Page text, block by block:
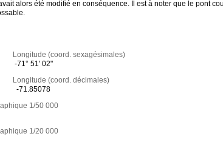
alors été modifié en conséquence. Il est à noter que le pont
(coord. sexagésimales)
-71° 51' 02"
(coord. décimales)
-71.85078
1/50 000
1/20 000